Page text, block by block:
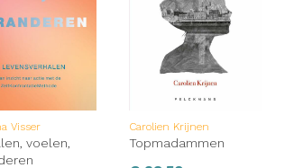
Visser
voelen,
Carolien Krijnen
Topmadammen